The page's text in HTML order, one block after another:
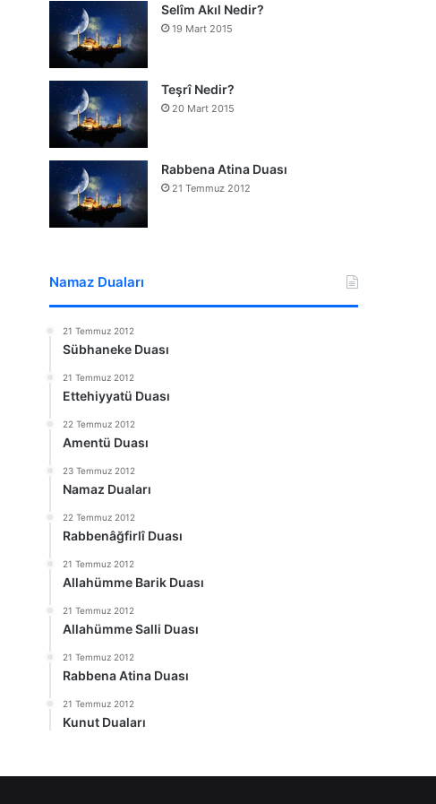
Selîm Akıl Nedir?
19 Mart 2015
Teşrî Nedir?
20 Mart 2015
Rabbena Atina Duası
21 Temmuz 2012
Namaz Duaları
21 Temmuz 2012
Sübhaneke Duası
21 Temmuz 2012
Ettehiyyatü Duası
22 Temmuz 2012
Amentü Duası
23 Temmuz 2012
Namaz Duaları
22 Temmuz 2012
Rabbenâğfirlî Duası
21 Temmuz 2012
Allahümme Barik Duası
21 Temmuz 2012
Allahümme Salli Duası
21 Temmuz 2012
Rabbena Atina Duası
21 Temmuz 2012
Kunut Duaları